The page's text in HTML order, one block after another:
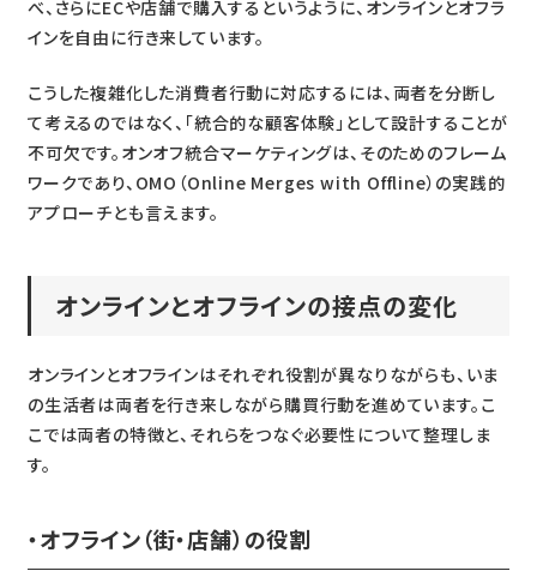
べ、さらにECや店舗で購入するというように、オンラインとオフラ
インを自由に行き来しています。
こうした複雑化した消費者行動に対応するには、両者を分断し
て考えるのではなく、「統合的な顧客体験」として設計することが
不可欠です。オンオフ統合マーケティングは、そのためのフレーム
ワークであり、OMO（Online Merges with Offline）の実践的
アプローチとも言えます。
オンラインとオフラインの接点の変化
オンラインとオフラインはそれぞれ役割が異なりながらも、いま
の生活者は両者を行き来しながら購買行動を進めています。こ
こでは両者の特徴と、それらをつなぐ必要性について整理しま
す。
・オフライン（街・店舗）の役割